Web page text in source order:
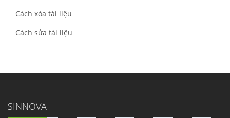
Cách xóa tài liệu
Cách sửa tài liệu
SINNOVA